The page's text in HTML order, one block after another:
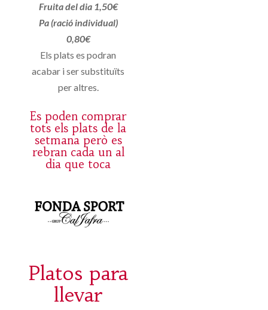
Fruita del dia 1,50€
Pa (ració individual)
0,80€
Els plats es podran
acabar i ser substituïts
per altres.
Es poden comprar
tots els plats de la
setmana però es
rebran cada un al
dia que toca
Platos para
llevar